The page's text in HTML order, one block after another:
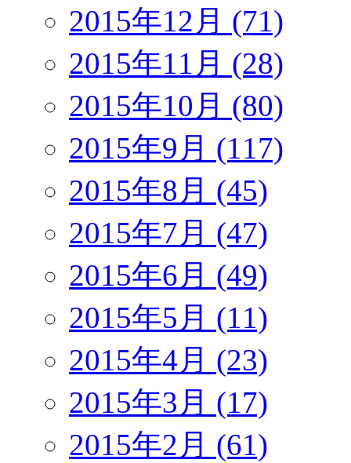
2015年12月 (71)
2015年11月 (28)
2015年10月 (80)
2015年9月 (117)
2015年8月 (45)
2015年7月 (47)
2015年6月 (49)
2015年5月 (11)
2015年4月 (23)
2015年3月 (17)
2015年2月 (61)